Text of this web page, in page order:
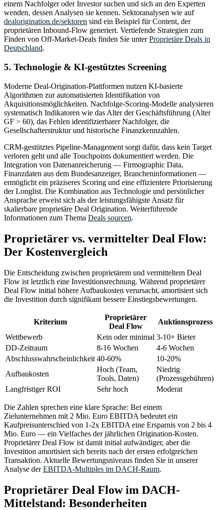
einem Nachfolger oder Investor suchen und sich an den Experten
wenden, dessen Analysen sie kennen. Sektoranalysen wie auf
dealorigination.de/sektoren sind ein Beispiel für Content, der
proprietären Inbound-Flow generiert. Vertiefende Strategien zum
Finden von Off-Market-Deals finden Sie unter Proprietäre Deals in
Deutschland.
5. Technologie & KI-gestütztes Screening
Moderne Deal-Origination-Plattformen nutzen KI-basierte
Algorithmen zur automatisierten Identifikation von
Akquisitionsmöglichkeiten. Nachfolge-Scoring-Modelle analysieren
systematisch Indikatoren wie das Alter der Geschäftsführung (Alter
GF > 60), das Fehlen identifizierbarer Nachfolger, die
Gesellschafterstruktur und historische Finanzkennzahlen.
CRM-gestütztes Pipeline-Management sorgt dafür, dass kein Target
verloren geht und alle Touchpoints dokumentiert werden. Die
Integration von Datenanreicherung — Firmographic Data,
Finanzdaten aus dem Bundesanzeiger, Brancheninformationen —
ermöglicht ein präziseres Scoring und eine effizientere Priorisierung
der Longlist. Die Kombination aus Technologie und persönlicher
Ansprache erweist sich als der leistungsfähigste Ansatz für
skalierbare proprietäre Deal Origination. Weiterführende
Informationen zum Thema Deals sourcen.
Proprietärer vs. vermittelter Deal Flow:
Der Kostenvergleich
Die Entscheidung zwischen proprietärem und vermitteltem Deal
Flow ist letztlich eine Investitionsrechnung. Während proprietärer
Deal Flow initial höhere Aufbaukosten verursacht, amortisiert sich
die Investition durch signifikant bessere Einstiegsbewertungen.
Kriterium
Proprietärer
Deal Flow
Auktionsprozess
Wettbewerb
Kein oder minimal 3-10+ Bieter
DD-Zeitraum
8-16 Wochen
4-6 Wochen
Abschlusswahrscheinlichkeit 40-60%
10-20%
Aufbaukosten
Hoch (Team,
Tools, Daten)
Niedrig
(Prozessgebühren)
Langfristiger ROI
Sehr hoch Moderat
Die Zahlen sprechen eine klare Sprache: Bei einem
Zielunternehmen mit 2 Mio. Euro EBITDA bedeutet ein
Kaufpreisunterschied von 1-2x EBITDA eine Ersparnis von 2 bis 4
Mio. Euro — ein Vielfaches der jährlichen Origination-Kosten.
Proprietärer Deal Flow ist damit initial aufwändiger, aber die
Investition amortisiert sich bereits nach der ersten erfolgreichen
Transaktion. Aktuelle Bewertungsniveaus finden Sie in unserer
Analyse der EBITDA-Multiples im DACH-Raum.
Proprietärer Deal Flow im DACH-
Mittelstand: Besonderheiten